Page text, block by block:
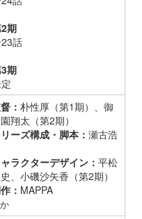
期
話
期
：朴性厚（第1期）、御
翔太（第2期）
ーズ構成・脚本：瀬古浩
ラクターデザイン：平松
、小磯沙矢香（第2期）
： MAPPA